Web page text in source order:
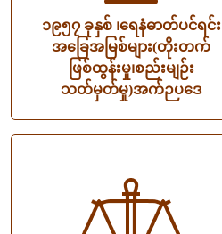
၁၉၅၇ ခုနှစ် ၊ရေနံဓာတ်ပင်ရင်း
အခြေအမြစ်များ(တိုးတက်
ဖြစ်ထွန်းမှု၊စည်းမျဉ်း
သတ်မှတ်မှု)အက်ဉပဒေ